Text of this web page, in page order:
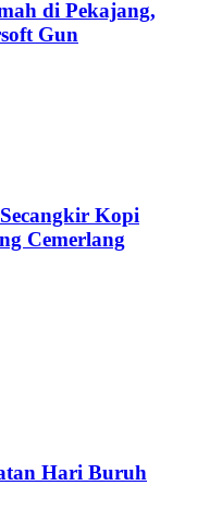
di Pekajang,
Gun
Kopi
Cemerlang
Hari Buruh